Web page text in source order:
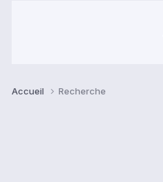
Accueil Recherche